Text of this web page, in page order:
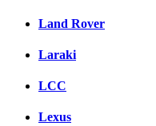
Land Rover
Laraki
LCC
Lexus